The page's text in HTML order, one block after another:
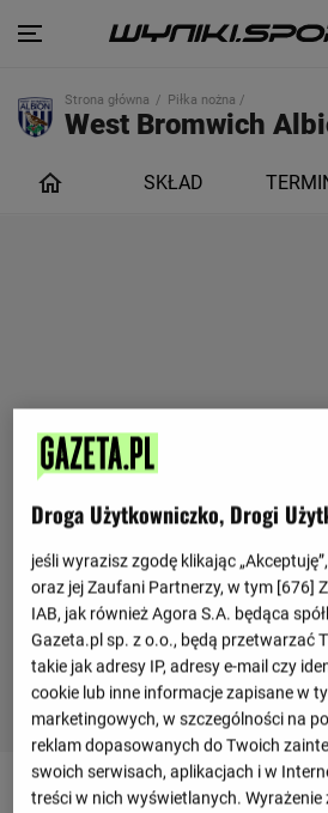
Strona główna Piłka nożna /
West Bromwich
SKŁAD
Tabele drużyny
Droga Użytkowniczko, Drogi
jeśli wyrazisz zgodę klikając
oraz jej Zaufani Partnerzy, w tym [676]
IAB, jak również Agora S.A. będąca
Gazeta.pl sp. z o.o., będą przetwarzać
takie jak adresy IP, adresy e-mail czy
cookie lub inne informacje zapisane w
marketingowych, w szczególności na
reklam dopasowanych do Twoich
swoich serwisach, aplikacjach i w
treści w nich wyświetlanych.